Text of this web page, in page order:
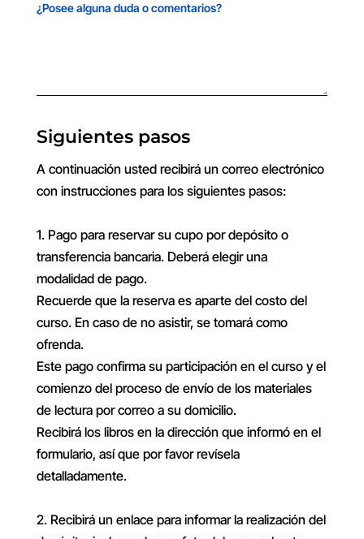
¿Posee alguna duda o comentarios?
Siguientes pasos
A continuación usted recibirá un correo electrónico
con instrucciones para los siguientes pasos:
1. Pago para reservar su cupo por depósito o
transferencia bancaria. Deberá elegir una
modalidad de pago.
Recuerde que la reserva es aparte del costo del
curso. En caso de no asistir, se tomará como
ofrenda.
Este pago confirma su participación en el curso y el
comienzo del proceso de envío de los materiales
de lectura por correo a su domicilio.
Recibirá los libros en la dirección que informó en el
formulario, así que por favor revísela
detalladamente.
2. Recibirá un enlace para informar la realización del